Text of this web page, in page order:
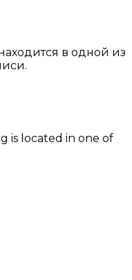
в одной из
is located in one of